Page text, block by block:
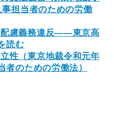
担当者のための労働
配慮義務違反——東京高
読む
性（東京地裁令和元年
者のための労働法）